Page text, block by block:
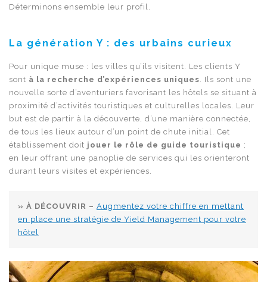
Déterminons ensemble leur profil.
La génération Y : des urbains curieux
Pour unique muse : les villes qu’ils visitent. Les clients Y
sont à la recherche d’expériences uniques . Ils sont une
nouvelle sorte d’aventuriers favorisant les hôtels se situant à
proximité d’activités touristiques et culturelles locales. Leur
but est de partir à la découverte, d’une manière connectée,
de tous les lieux autour d’un point de chute initial. Cet
établissement doit jouer le rôle de guide touristique ;
en leur offrant une panoplie de services qui les orienteront
durant leurs visites et expériences.
» À DÉCOUVRIR – Augmentez votre chiffre en mettant
en place une stratégie de Yield Management pour votre
hôtel